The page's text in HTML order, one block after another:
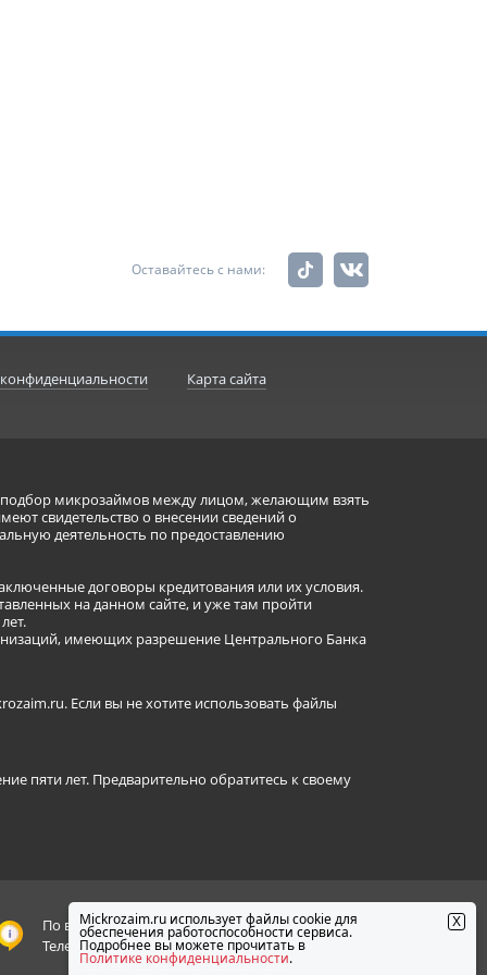
Оставайтесь с нами:
Карта сайта
подбор микрозаймов между лицом, желающим взять
свидетельство о внесении сведений о
деятельность по предоставлению
договоры кредитования или их условия.
на данном сайте, и уже там пройти
имеющих разрешение Центрального Банка
Если вы не хотите использовать файлы
пяти лет. Предварительно обратитесь к своему
По всем вопросам пишитеadmin@mickrozaim.ru
Телефон 8 800 100 68 12
Mickrozaim.ru использует файлы cookie для
обеспечения работоспособности сервиса.
Подробнее вы можете прочитать в
Политике конфиденциальности.
X